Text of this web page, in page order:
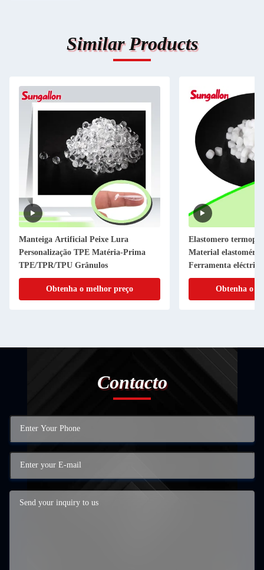
Similar Products
Manteiga Artificial Peixe Lura
Personalização TPE Matéria-Prima
TPE/TPR/TPU Grânulos
Obtenha o melhor preço
Elastomero
Material
Ferramenta
antiderrapante
Obtenha o
Contacto